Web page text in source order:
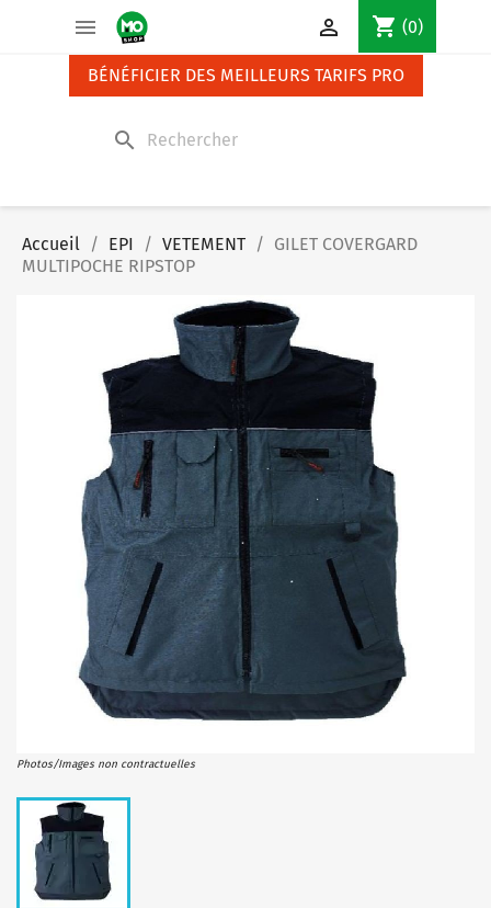
 shopping_cart (0)

BÉNÉFICIER DES MEILLEURS TARIFS PRO
search
Accueil EPI VETEMENT
GILET COVERGARD
MULTIPOCHE RIPSTOP
Photos/Images non contractuelles
Panneau de gestion des cookies